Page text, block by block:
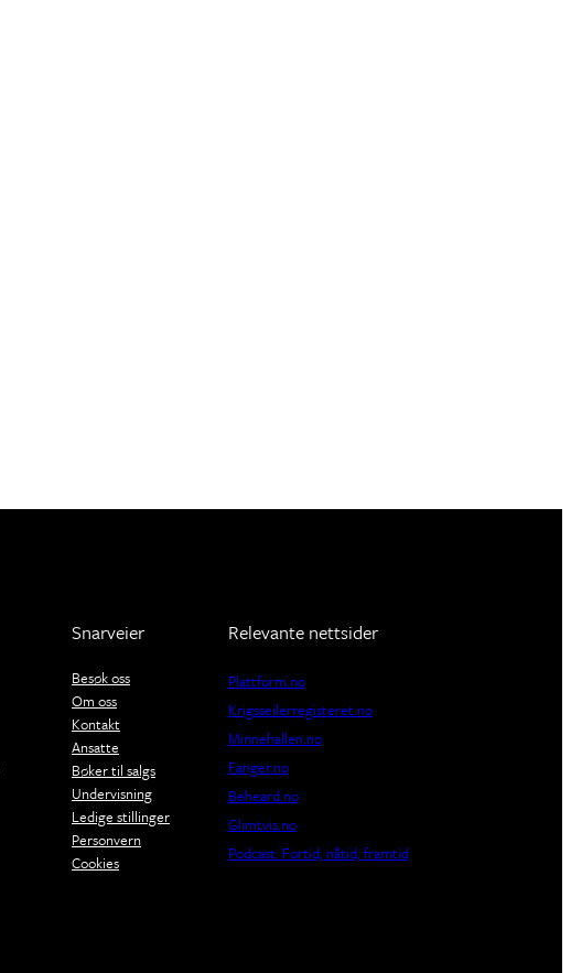
Snarveier
Besøk oss
Om oss
Kontakt
Ansatte
Bøker til salgs
Undervisning
Ledige stillinger
Personvern
Cookies
Relevante nettsider
Plattform.no
Krigsseilerregisteret.no
Minnehallen.no
Fanger.no
Beheard.no
Glimtvis.no
Podcast: Fortid, nåtid, framtid